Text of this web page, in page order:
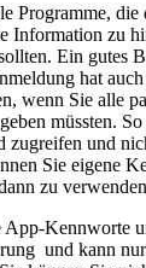
Programme,
Information zu
Ein gutes
hat
wenn Sie alle
müssten.
zugreifen und
Sie eigene
zu
App-Kennworte
und kann